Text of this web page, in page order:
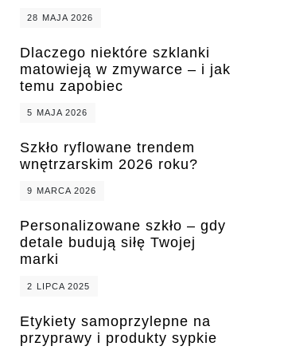
28 MAJA 2026
Dlaczego niektóre szklanki
matowieją w zmywarce – i jak
temu zapobiec
5 MAJA 2026
Szkło ryflowane trendem
wnętrzarskim 2026 roku?
9 MARCA 2026
Personalizowane szkło – gdy
detale budują siłę Twojej
marki
2 LIPCA 2025
Etykiety samoprzylepne na
przyprawy i produkty sypkie